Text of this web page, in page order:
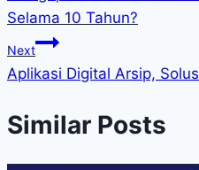
Selama 10 Tahun?
Next
Aplikasi Digital Arsip,
Similar Posts